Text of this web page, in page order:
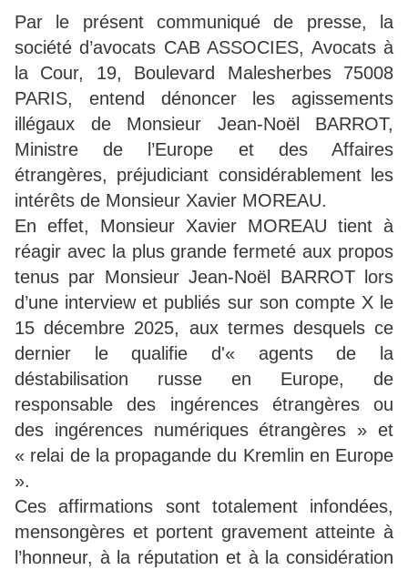
Par le présent communiqué de presse, la
société d’avocats CAB ASSOCIES, Avocats à
la Cour, 19, Boulevard Malesherbes 75008
PARIS, entend dénoncer les agissements
illégaux de Monsieur Jean-Noël BARROT,
Ministre de l’Europe et des Affaires
étrangères, préjudiciant considérablement les
intérêts de Monsieur Xavier MOREAU.
En effet, Monsieur Xavier MOREAU tient à
réagir avec la plus grande fermeté aux propos
tenus par Monsieur Jean-Noël BARROT lors
d’une interview et publiés sur son compte X le
15 décembre 2025, aux termes desquels ce
dernier le qualifie d'« agents de la
déstabilisation russe en Europe, de
responsable des ingérences étrangères ou
des ingérences numériques étrangères » et
« relai de la propagande du Kremlin en Europe
».
Ces affirmations sont totalement infondées,
mensongères et portent gravement atteinte à
l’honneur, à la réputation et à la considération